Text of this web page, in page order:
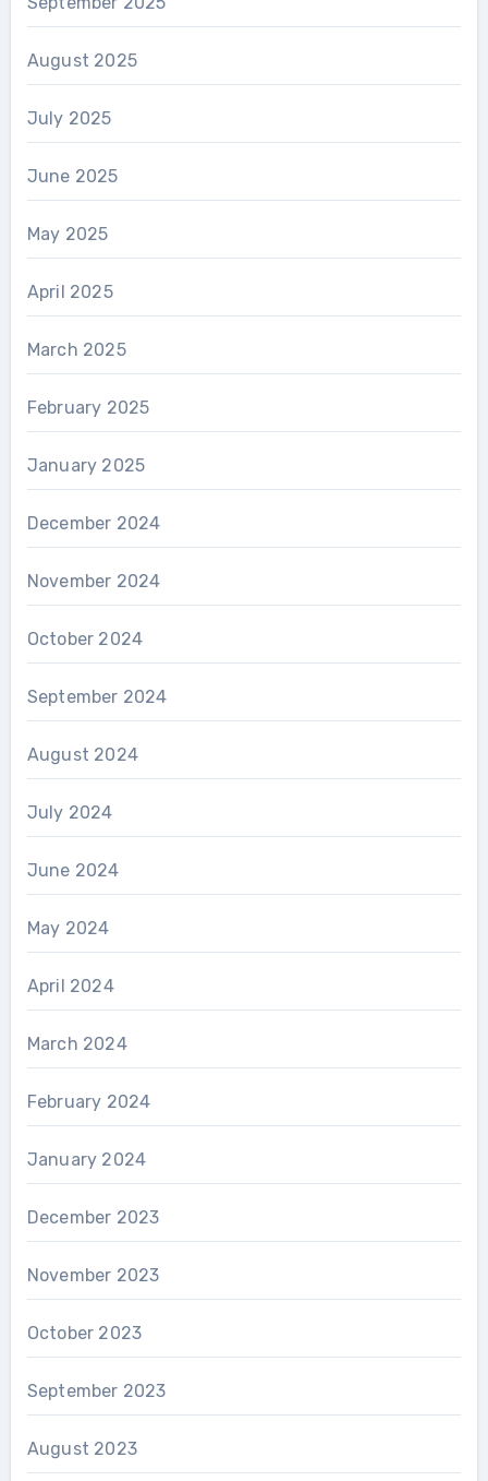
August 2025
July 2025
June 2025
May 2025
April 2025
March 2025
February 2025
January 2025
December 2024
November 2024
October 2024
September 2024
August 2024
July 2024
June 2024
May 2024
April 2024
March 2024
February 2024
January 2024
December 2023
November 2023
October 2023
September 2023
August 2023